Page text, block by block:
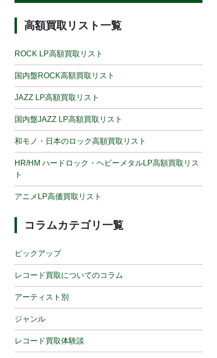
高額買取リスト一覧
ROCK LP高額買取リスト
国内盤ROCK高額買取リスト
JAZZ LP高額買取リスト
国内盤JAZZ LP高額買取リスト
和モノ・日本のロック高額買取リスト
HR/HM ハードロック・ヘビーメタルLP高額買取リス
ト
アニメLP高価買取リスト
コラムカテゴリ一覧
ピックアップ
レコード買取についてのコラム
アーティスト別
ジャンル
レコード買取体験談